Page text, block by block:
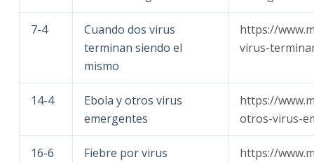
7-4
Cuando dos virus
terminan siendo el
mismo
https://
virus-
14-4
Ebola y otros virus
emergentes
https://
otros-virus-
16-6
Fiebre por virus
https://